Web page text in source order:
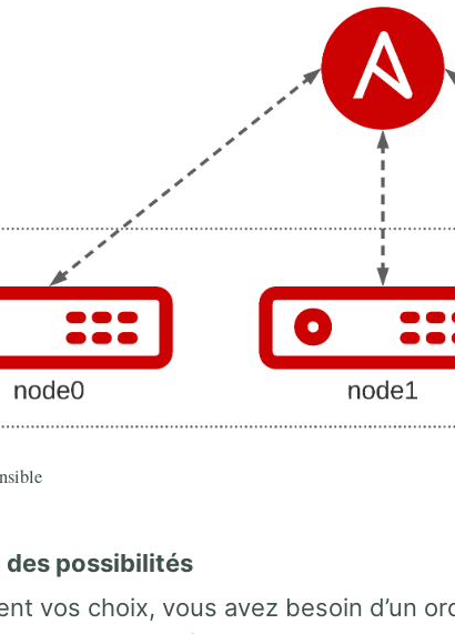
des possibilités
vos choix, vous avez besoin d’un